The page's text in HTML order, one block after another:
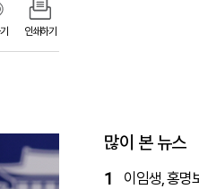
인쇄하기
많이 본 뉴스
1
이임생, 홍명